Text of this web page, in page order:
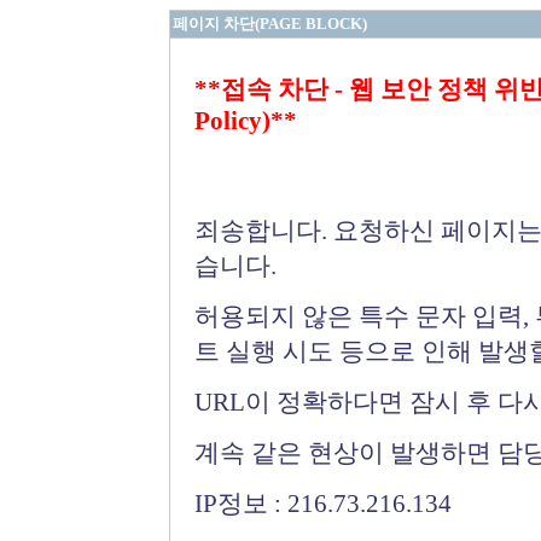
페이지 차단(PAGE BLOCK)
**접속 차단 - 웹 보안 정책 위
Policy)**
죄송합니다. 요청하신 페이지
습니다.
허용되지 않은 특수 문자 입력
트 실행 시도 등으로 인해 발생
URL이 정확하다면 잠시 후 다
계속 같은 현상이 발생하면 담
IP정보 : 216.73.216.134